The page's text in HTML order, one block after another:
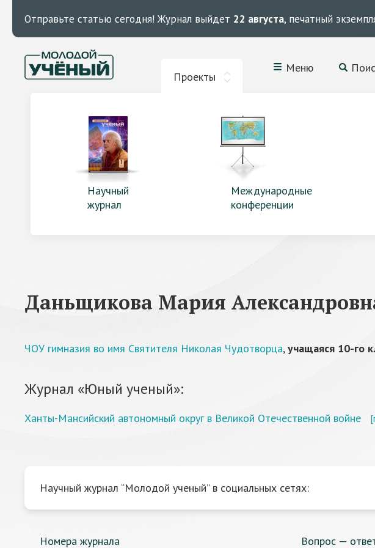
Отправьте статью сегодня! Журнал выйдет 22 августа, печатный
Проекты
Меню
Научный
журнал
Международные
конференции
Даньщикова Мария
ЧОУ гимназия во имя Святителя Николая Чудотворца,учащаяся 10-го
Журнал «Юный ученый»:
Ханты-Мансийский автономный округ в Великой Отечественной войне
Научный журнал “Молодой ученый” в социальных сетях:
Номера журнала Вопрос —